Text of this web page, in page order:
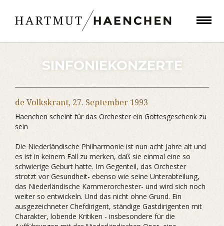
SINFONIEKONZERTE
de Volkskrant, 27. September 1993
Haenchen scheint für das Orchester ein Gottesgeschenk zu
sein
Die Niederländische Philharmonie ist nun acht Jahre alt und
es ist in keinem Fall zu merken, daß sie einmal eine so
schwierige Geburt hatte. Im Gegenteil, das Orchester
strotzt vor Gesundheit- ebenso wie seine Unterabteilung,
das Niederländische Kammerorchester- und wird sich noch
weiter so entwickeln. Und das nicht ohne Grund. Ein
ausgezeichneter Chefdirigent, ständige Gastdirigenten mit
Charakter, lobende Kritiken - insbesondere für die